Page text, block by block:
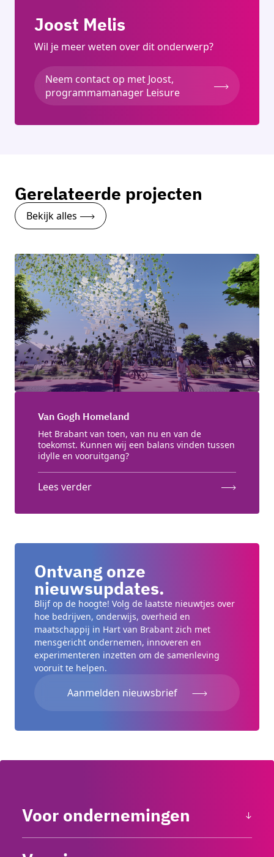
Joost Melis
Wil je meer weten over dit onderwerp?
Neem contact op met Joost,
programmamanager Leisure
Gerelateerde projecten
Bekijk alles
Van Gogh Homeland
Het Brabant van toen, van nu en van de
toekomst. Kunnen wij een balans vinden tussen
idylle en vooruitgang?
Lees verder
Ontvang onze
nieuwsupdates.
Blijf op de hoogte! Volg de laatste nieuwtjes over
hoe bedrijven, onderwijs, overheid en
maatschappij in Hart van Brabant zich met
mensgericht ondernemen, innoveren en
experimenteren inzetten om de samenleving
vooruit te helpen.
Aanmelden nieuwsbrief
Voor ondernemingen